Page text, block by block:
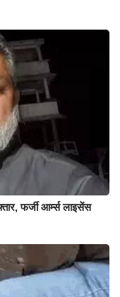
फर्जी आर्म्स लाइसेंस